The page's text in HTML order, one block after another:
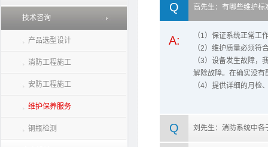
技术咨询
产品选型设计
消防工程施工
安防工程施工
维护保养服务
钢瓶检测
Q 高先生：有哪些维护标
A:
（1）保证系统正常工
（2）维护质量必须符
（3）设备发生故障，
解除故障。在确实没有
（4）提供详细的月检
Q 刘先生：消防系统中各